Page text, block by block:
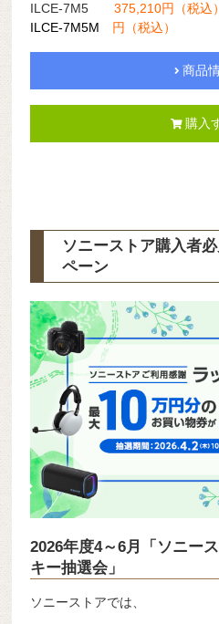
ILCE-7M5375,210円（税込）
ILCE-7M5M 円（税込）
商品
購入
ソニーストア購入者
ペーン
2026年度4～6月「ソニー
キー抽選会」
ソニーストアでは、